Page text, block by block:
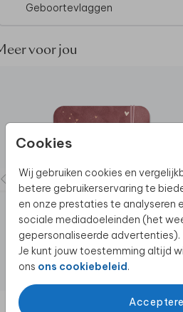
Cookies
Wij gebruiken cookies en
betere gebruikerservaring te
en onze prestaties te analyseren
sociale mediadoeleinden (het
gepersonaliseerde advertenties).
Je kunt jouw toestemming altijd
ons ons cookiebeleid.
voorkomen.
Let op! Er wordt geen
vlag. Er zit een lus en open
De hele collectie bekijken? Je
Geboortevlaggen
voor jou